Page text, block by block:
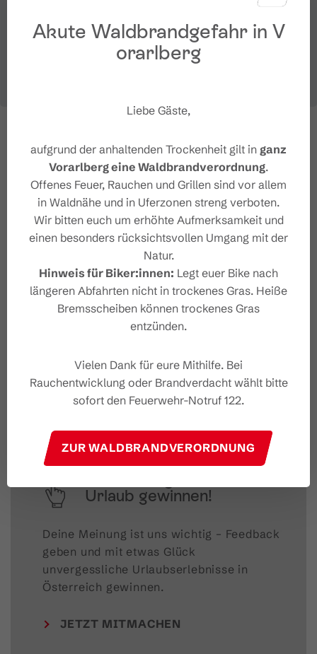
Urlaub gewinnen!
Deine Meinung ist uns wichtig – Feedback
geben und mit etwas Glück
unvergessliche Urlaubserlebnisse in
Österreich gewinnen.
JETZT MITMACHEN
Akute Waldbrandgefahr in V
orarlberg
Liebe Gäste,
aufgrund der anhaltenden Trockenheit gilt in ganz
Vorarlberg eine Waldbrandverordnung.
Offenes Feuer, Rauchen und Grillen sind vor allem
in Waldnähe und in Uferzonen streng verboten.
Wir bitten euch um erhöhte Aufmerksamkeit und
einen besonders rücksichtsvollen Umgang mit der
Natur.
Hinweis für Biker:innen: Legt euer Bike nach
längeren Abfahrten nicht in trockenes Gras. Heiße
Bremsscheiben können trockenes Gras
entzünden.
Vielen Dank für eure Mithilfe. Bei
Rauchentwicklung oder Brandverdacht wählt bitte
sofort den Feuerwehr-Notruf 122.
ZUR WALDBRANDVERORDNUNG